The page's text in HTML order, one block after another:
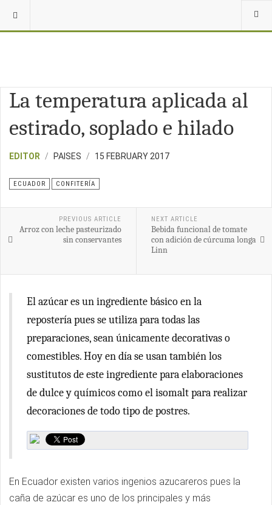
La temperatura aplicada al
estirado, soplado e hilado
EDITOR PAISES 15 FEBRUARY 2017
ECUADOR CONFITERÍA
PREVIOUS ARTICLE
Arroz con leche pasteurizado
sin conservantes
NEXT ARTICLE
Bebida funcional de tomate
con adición de cúrcuma longa
Linn
El azúcar es un ingrediente básico en la
repostería pues se utiliza para todas las
preparaciones, sean únicamente decorativas o
comestibles. Hoy en día se usan también los
sustitutos de este ingrediente para elaboraciones
de dulce y químicos como el isomalt para realizar
decoraciones de todo tipo de postres.
En Ecuador existen varios ingenios azucareros pues la
caña de azúcar es uno de los principales y más